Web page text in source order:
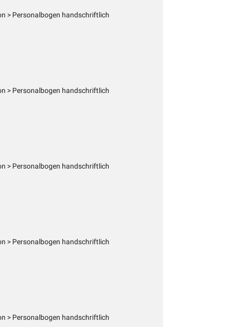
> Personalbogen handschriftlich
> Personalbogen handschriftlich
> Personalbogen handschriftlich
> Personalbogen handschriftlich
> Personalbogen handschriftlich